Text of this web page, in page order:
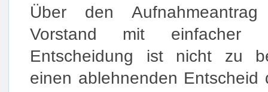
Über den
Vorstand mit einfacher
Entscheidung ist nicht zu
einen ablehnenden Entscheid